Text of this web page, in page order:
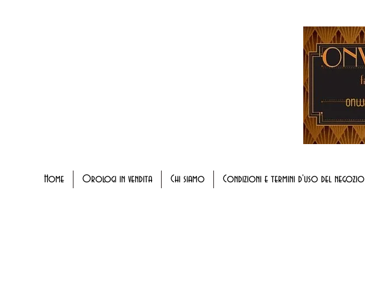
Home Orologi in vendita Chi siamo Condizioni e termini d'uso del negozio